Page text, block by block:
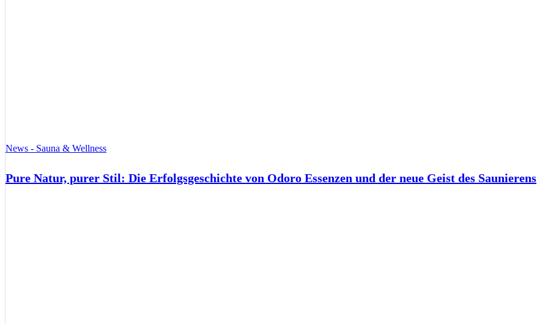
News - Sauna & Wellness
Pure Natur, purer Stil: Die Erfolgsgeschichte von Odoro Essenzen und der neue Geist des Saunierens